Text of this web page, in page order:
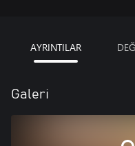
AYRINTILAR
Galeri